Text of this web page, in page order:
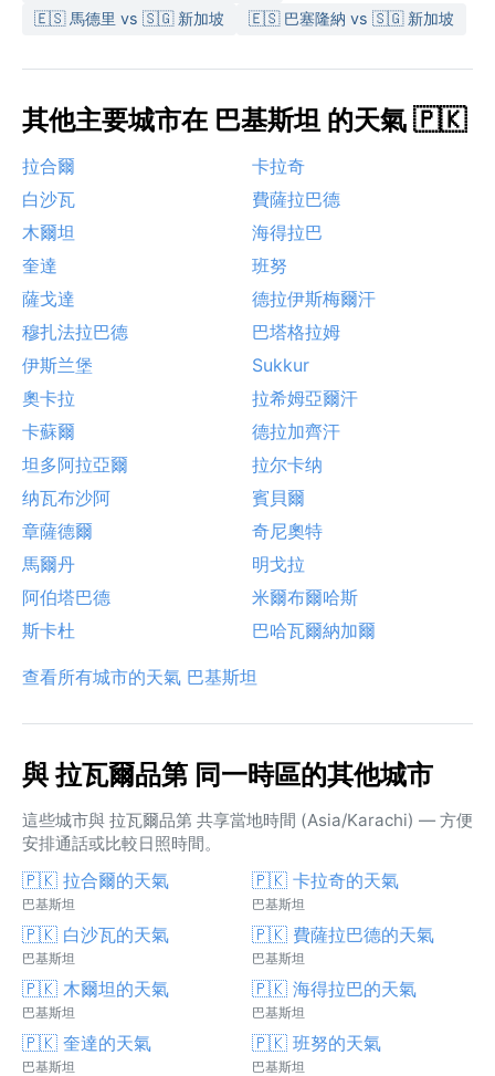
🇪🇸 馬德里 vs 🇸🇬 新加坡
🇪🇸 巴塞隆納 vs 🇸🇬 新加坡
其他主要城市在 巴基斯坦 的天氣 🇵🇰
拉合爾
卡拉奇
白沙瓦
費薩拉巴德
木爾坦
海得拉巴
奎達
班努
薩戈達
德拉伊斯梅爾汗
穆扎法拉巴德
巴塔格拉姆
伊斯兰堡
Sukkur
奧卡拉
拉希姆亞爾汗
卡蘇爾
德拉加齊汗
坦多阿拉亞爾
拉尔卡纳
纳瓦布沙阿
賓貝爾
章薩德爾
奇尼奧特
馬爾丹
明戈拉
阿伯塔巴德
米爾布爾哈斯
斯卡杜
巴哈瓦爾納加爾
查看所有城市的天氣 巴基斯坦
與 拉瓦爾品第 同一時區的其他城市
這些城市與 拉瓦爾品第 共享當地時間 (Asia/Karachi) — 方便
安排通話或比較日照時間。
🇵🇰 拉合爾的天氣
巴基斯坦
🇵🇰 卡拉奇的天氣
巴基斯坦
🇵🇰 白沙瓦的天氣
巴基斯坦
🇵🇰 費薩拉巴德的天氣
巴基斯坦
🇵🇰 木爾坦的天氣
巴基斯坦
🇵🇰 海得拉巴的天氣
巴基斯坦
🇵🇰 奎達的天氣
巴基斯坦
🇵🇰 班努的天氣
巴基斯坦